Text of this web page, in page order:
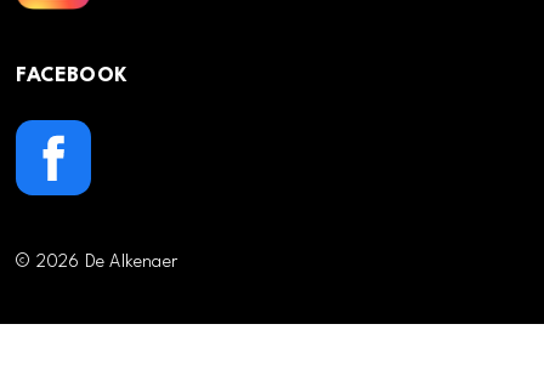
FACEBOOK
© 2026 De Alkenaer